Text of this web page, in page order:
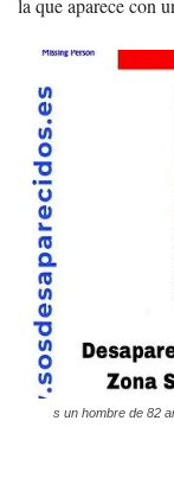
la que aparece con
s un hombre de 82